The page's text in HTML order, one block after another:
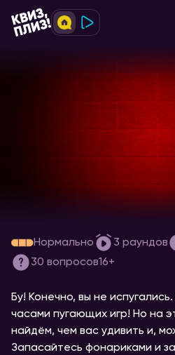
[видеоигры] #3 хорроры
Нормально 3 раундов
30 вопросов16+
Бу! Конечно, вы не
часами пугающих игр! Но на
найдём, чем вас удивить и,
Запасайтесь фонариками и